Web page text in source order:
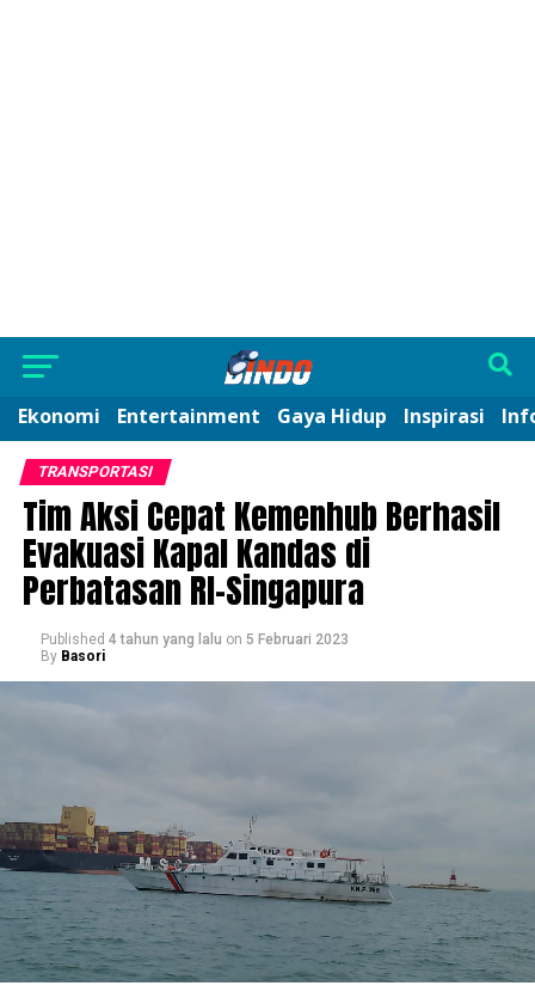
Ekonomi Entertainment Gaya Hidup Inspirasi
TRANSPORTASI
Tim Aksi Cepat Kemenhub Berhasil
Evakuasi Kapal Kandas di
Perbatasan RI-Singapura
Published 4 tahun yang lalu on 5 Februari 2023
By Basori